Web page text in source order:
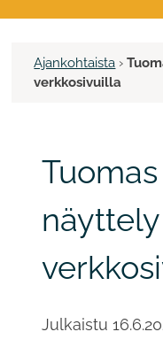
Ajankohtaista ›
verkkosivuilla
Julkaistu